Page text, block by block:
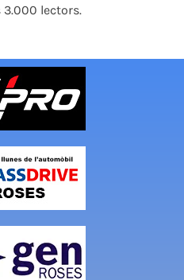
lectors.